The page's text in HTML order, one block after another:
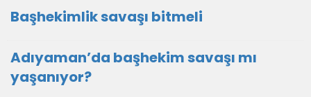
Başhekimlik savaşı bitmeli
Adıyaman’da başhekim savaşı mı
yaşanıyor?